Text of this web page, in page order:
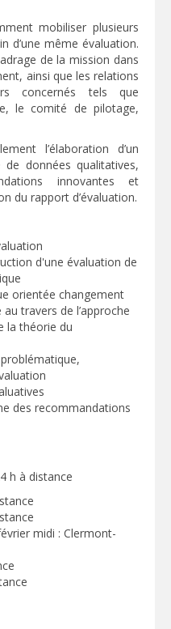
mobiliser plusieurs
d’une même évaluation.
de la mission dans
ainsi que les relations
concernés tels que
le comité de pilotage,
l’élaboration d’un
de données qualitatives,
innovantes et
du rapport d’évaluation.
d'une évaluation de
orientée changement
travers de l’approche
la théorie du
des recommandations
h à distance
midi : Clermont-